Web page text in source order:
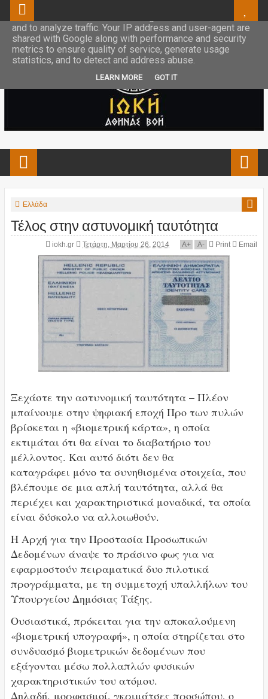
Ελλάδα
Τέλος στην αστυνομική ταυτότητα
iokh.gr Τετάρτη, Μαρτίου 26, 2014 A+ A- Print Email
Ξεχάστε την αστυνομική ταυτότητα – Πλέον
μπαίνουμε στην ψηφιακή εποχή Προ των πυλών
βρίσκεται η «βιομετρική κάρτα», η οποία
εκτιμάται ότι θα είναι το διαβατήριο του
μέλλοντος. Και αυτό διότι δεν θα
καταγράφει μόνο τα συνηθισμένα στοιχεία, που
βλέπουμε σε μια απλή ταυτότητα, αλλά θα
περιέχει και χαρακτηριστικά μοναδικά, τα οποία
είναι δύσκολο να αλλοιωθούν.
Η Αρχή για την Προστασία Προσωπικών
Δεδομένων άναψε το πράσινο φως για να
εφαρμοστούν πειραματικά δυο πιλοτικά
προγράμματα, με τη συμμετοχή υπαλλήλων του
Υπουργείου Δημόσιας Τάξης.
Ουσιαστικά, πρόκειται για την αποκαλούμενη
«βιομετρική υπογραφή», η οποία στηρίζεται στο
συνδυασμό βιομετρικών δεδομένων που
εξάγονται μέσω πολλαπλών φυσικών
χαρακτηριστικών του ατόμου.
Δηλαδή, μορφασμοί, γκριμάτσες προσώπου, ο
This site uses cookies from Google to deliver its services
and to analyze traffic. Your IP address and user-agent are
shared with Google along with performance and security
metrics to ensure quality of service, generate usage
statistics, and to detect and address abuse.
LEARN MORE GOT IT